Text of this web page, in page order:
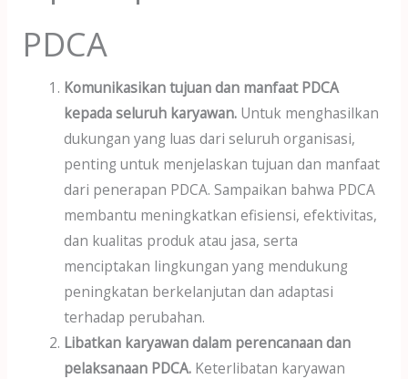
PDCA
Komunikasikan tujuan dan manfaat PDCA
kepada seluruh karyawan. Untuk menghasilkan
dukungan yang luas dari seluruh organisasi,
penting untuk menjelaskan tujuan dan manfaat
dari penerapan PDCA. Sampaikan bahwa PDCA
membantu meningkatkan efisiensi, efektivitas,
dan kualitas produk atau jasa, serta
menciptakan lingkungan yang mendukung
peningkatan berkelanjutan dan adaptasi
terhadap perubahan.
Libatkan karyawan dalam perencanaan dan
pelaksanaan PDCA. Keterlibatan karyawan